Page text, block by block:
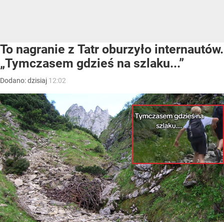
To nagranie z Tatr oburzyło internautów.
„Tymczasem gdzieś na szlaku...”
Dodano:dzisiaj 12:02